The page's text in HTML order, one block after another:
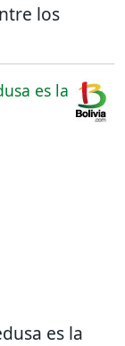
los
es la